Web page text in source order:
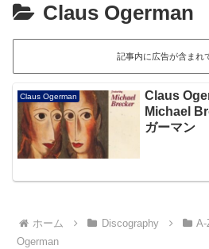
Claus Ogerman
記事内に広告が含まれ
Claus Ogerman
Claus
Michael
ガーマン
ホーム Discography A-
Ogerman